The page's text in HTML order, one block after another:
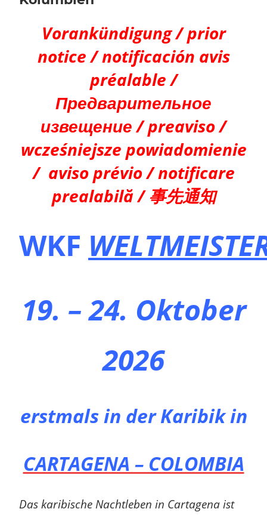
Vorankündigung / prior
notice / notificación avis
préalable /
Предварительное
извещение / preaviso /
wcześniejsze powiadomienie
/ aviso prévio / notificare
prealabilă / 事先通知
WKF
19. – 24. Oktober
2026
erstmals in der Karibikin
CARTAGENA – COLOMBIA
Das karibische Nachtleben in Cartagena ist